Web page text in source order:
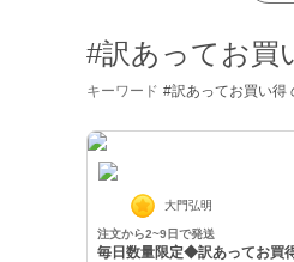
#訳あってお買
キーワード #訳あってお買い得
大門弘明
注文から2~9日で発送
毎日数量限定◆訳あってお買